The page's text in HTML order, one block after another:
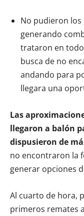
No pudieron
generando
trataron en
busca de no
andando para
llegara una
Las
llegaron a balón
dispusieron de
no encontraron la
generar opciones
Al cuarto de hora,
primeros remates